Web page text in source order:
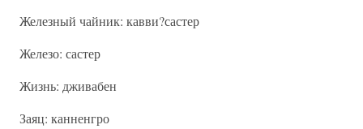
Железный чайник: кавви?састер
Железо: састер
Жизнь: дживабен
Заяц: канненгро